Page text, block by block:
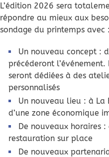
L’édition 2026 sera
répondre au mieux aux
sondage du printemps avec :
Un nouveau concept :
précéderont
seront dédiées à des
personnalisés
Un nouveau lieu : à
d’une zone économique
De nouveaux horaires
restauration sur place
De nouveaux